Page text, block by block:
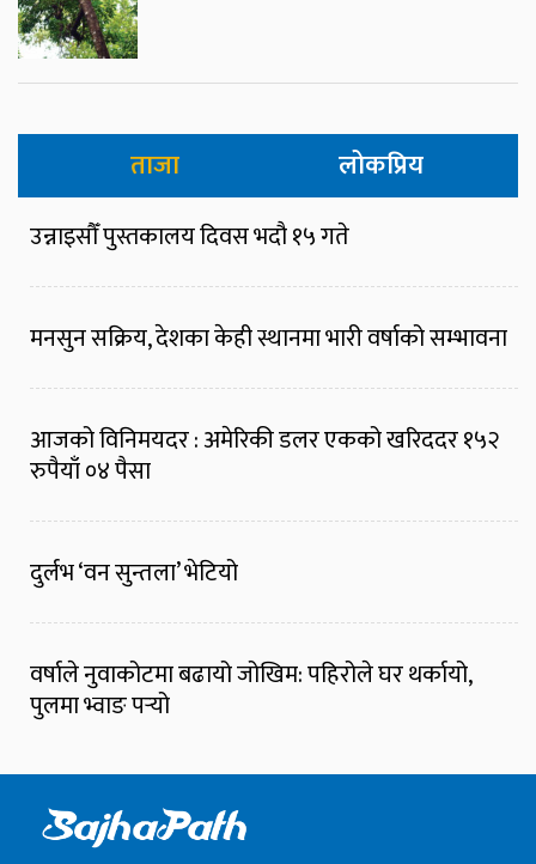
ताजा लोकप्रिय
उन्नाइसौँ पुस्तकालय दिवस भदौ १५ गते
मनसुन सक्रिय, देशका केही स्थानमा भारी वर्षाको सम्भावना
आजको विनिमयदर : अमेरिकी डलर एकको खरिददर १५२
रुपैयाँ ०४ पैसा
दुर्लभ ‘वन सुन्तला’ भेटियो
वर्षाले नुवाकोटमा बढायो जोखिम: पहिरोले घर थर्कायो,
पुलमा भ्वाङ पर्‍यो